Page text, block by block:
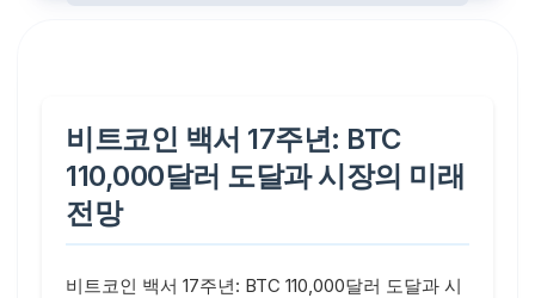
비트코인 백서 17주년: BTC
110,000달러 도달과 시장의 미래
전망
비트코인 백서 17주년: BTC 110,000달러 도달과 시